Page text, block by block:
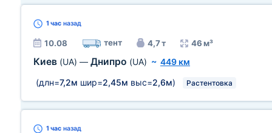
1 час назад
10.08 тент 4,7 т 46 м³
Киев (UA) — Днипро (UA) ~ 449 км
(длн=7,2м шир=2,45м выс=2,6м) Растентовка
1 час назад